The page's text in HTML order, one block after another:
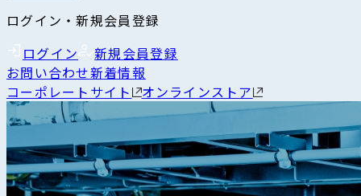
ログイン・新規会員登録
ログイン
新規会員登録
お問い合わせ新着情報
コーポレートサイト
オンラインストア